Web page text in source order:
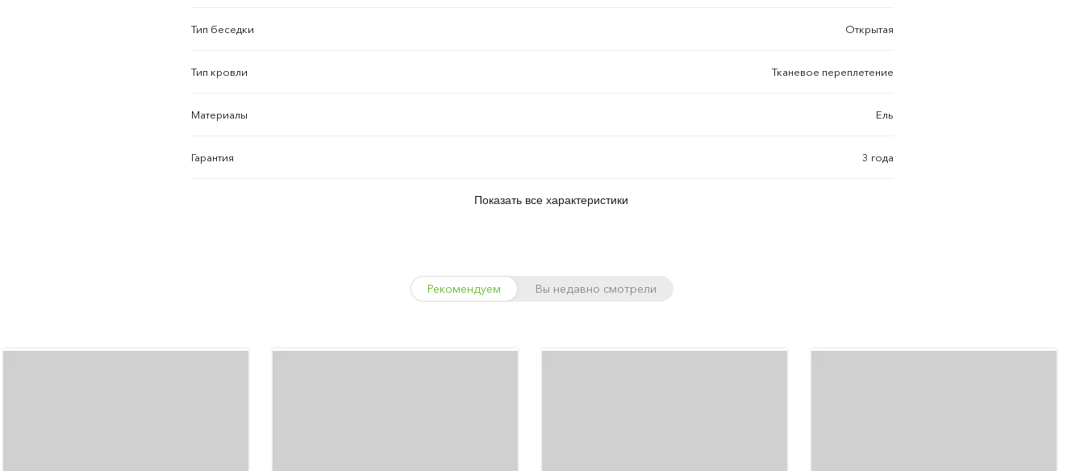
Тип беседки Открытая
Тип кровли Тканевое переплетение
Материалы Ель
Гарантия 3 года
Показать все характеристики
Рекомендуем Вы недавно смотрели